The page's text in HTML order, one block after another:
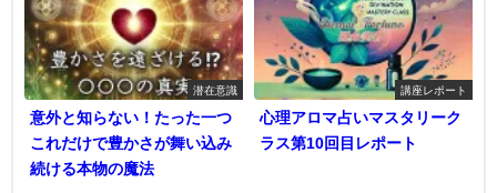
潜在意識
意外と知らない！たった一つ
これだけで豊かさが舞い込み
続ける本物の魔法
講座レポート
心理アロマ占いマスタリーク
ラス第10回目レポート